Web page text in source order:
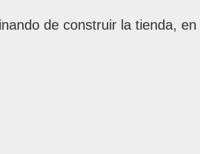
de construir la tienda,